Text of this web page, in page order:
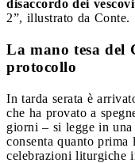
disaccordo dei
2”, illustrato da Conte.
La mano tesa del
protocollo
In tarda serata è
che ha provato a
giorni – si legge in
consenta quanto
celebrazioni liturgiche